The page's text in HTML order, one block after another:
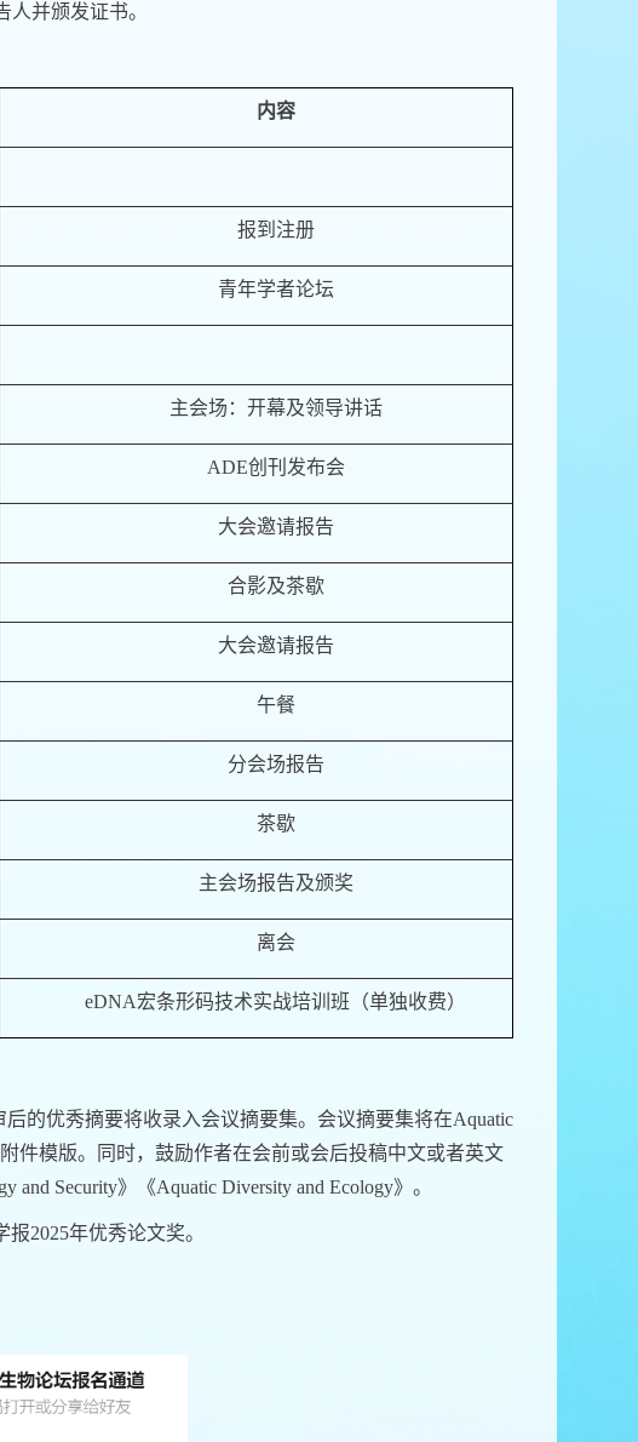
并颁发证书。
内容
报到注册
青年学者论坛
主会场：开幕及领导讲话
ADE创刊发布会
大会邀请报告
合影及茶歇
大会邀请报告
午餐
分会场报告
茶歇
主会场报告及颁奖
离会
eDNA宏条形码技术实战培训班（单独收费）
的优秀摘要将收录入会议摘要集。会议摘要集将在Aquatic
件模版。同时，鼓励作者在会前或会后投稿中文或者英文
and Security》《Aquatic Diversity and Ecology》。
报2025年优秀论文奖。